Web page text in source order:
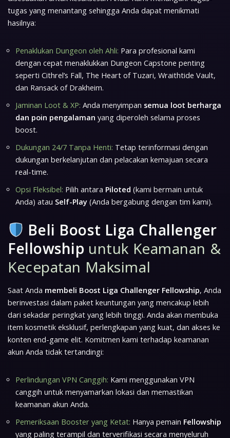
tugas yang menantang sehingga Anda dapat menikmati
hasilnya:
Penaklukan Dungeon oleh Ahli: Para profesional kami
dengan cepat menaklukkan Dungeon Capstone penting
seperti Cithrel’s Fall, The Heart of Tuzari, Wraithtide Vault,
dan Ransack of Drakheim.
Jaminan Loot & XP: Anda menyimpan semua loot berharga
dan poin pengalaman yang diperoleh selama proses
boost.
Dukungan 24/7 Tanpa Henti: Tetap terinformasi dengan
dukungan berkelanjutan dan pelacakan kemajuan secara
real-time.
Opsi Fleksibel: Pilih antara Piloted (kami bermain untuk
Anda) atau Self-Play (Anda bergabung dengan tim kami).
Beli Boost Liga Challenger
Fellowship untuk Keamanan &
Kecepatan Maksimal
Saat Anda membeli Boost Liga Challenger Fellowship, Anda
berinvestasi dalam paket keuntungan yang mencakup lebih
dari sekadar peringkat yang lebih tinggi. Anda akan membuka
item kosmetik eksklusif, perlengkapan yang kuat, dan akses ke
konten end-game elit. Komitmen kami terhadap keamanan
akun Anda tidak tertandingi:
Perlindungan VPN Canggih: Kami menggunakan VPN
canggih untuk menyamarkan lokasi dan memastikan
keamanan akun Anda.
Pemeriksaan Booster yang Ketat: Hanya pemain Fellowship
yang paling terampil dan terverifikasi secara menyeluruh